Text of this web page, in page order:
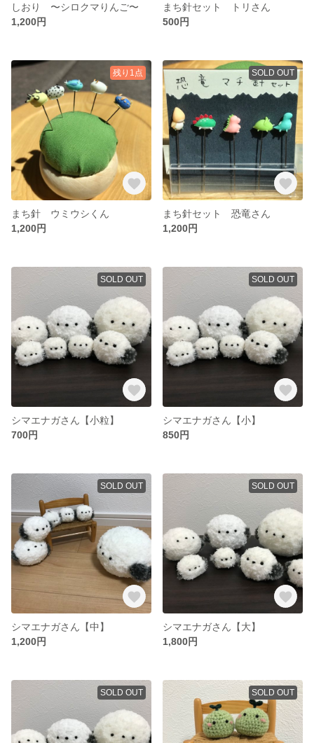
しおり 〜シロクマりんご〜
1,200円
まち針セット トリさん
500円
残り1点
まち針 ウミウシくん
1,200円
SOLD OUT
まち針セット 恐竜さん
1,200円
SOLD OUT
シマエナガさん【小粒】
700円
SOLD OUT
シマエナガさん【小】
850円
SOLD OUT
シマエナガさん【中】
1,200円
SOLD OUT
シマエナガさん【大】
1,800円
SOLD OUT SOLD OUT